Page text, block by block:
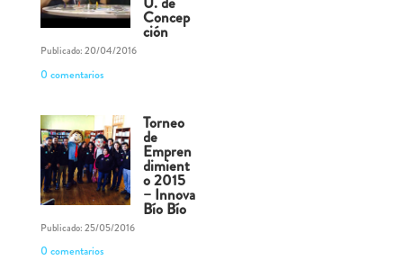
Concep
ción
Publicado: 20/04/2016
0 comentarios
Torneo
de
Empren
dimient
o 2015
– Innova
Bío Bío
Publicado: 25/05/2016
0 comentarios